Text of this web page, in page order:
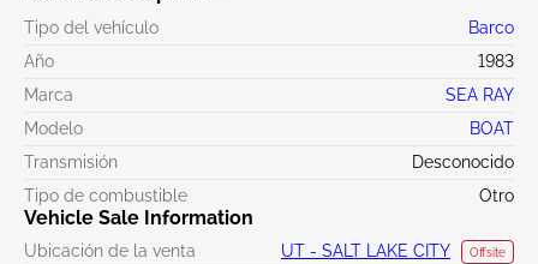
Tipo del vehículo
Barco
Año
1983
Marca
SEA RAY
Modelo
BOAT
Transmisión
Desconocido
Tipo de combustible
Otro
Vehicle Sale Information
Ubicación de la venta UT - SALT LAKE CITY Offsite